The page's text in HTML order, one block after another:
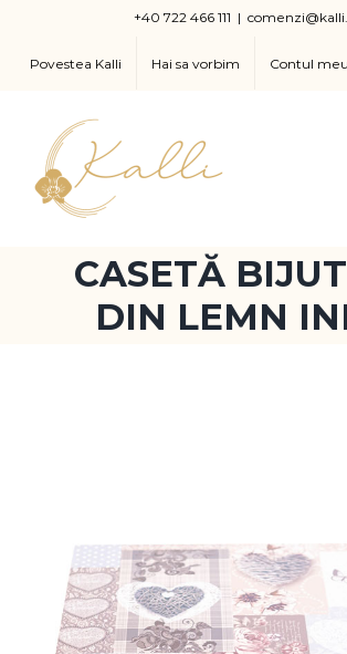
content
+40 722 466 111 |
Povestea Kalli Hai sa vorbim Contul meu
CASETĂ
DIN LEMN